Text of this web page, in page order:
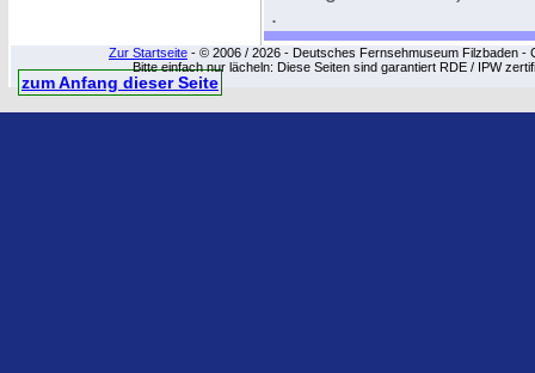
.
Zur Startseite - © 2006 / 2026 - Deutsches Fernsehmuseum Filzbaden -
Bitte einfach nur lächeln: Diese Seiten sind garantiert RDE / IPW
zum Anfang dieser Seite